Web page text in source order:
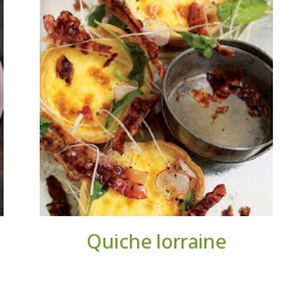
Quiche lorraine